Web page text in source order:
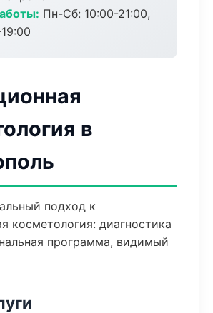
Пн-Сб: 10:00-21:00,
в
подход к
косметология: диагностика
программа, видимый